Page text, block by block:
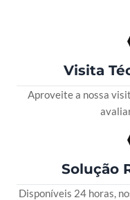
Visita
Aproveite a nossa
Solução
Disponíveis 24 horas,